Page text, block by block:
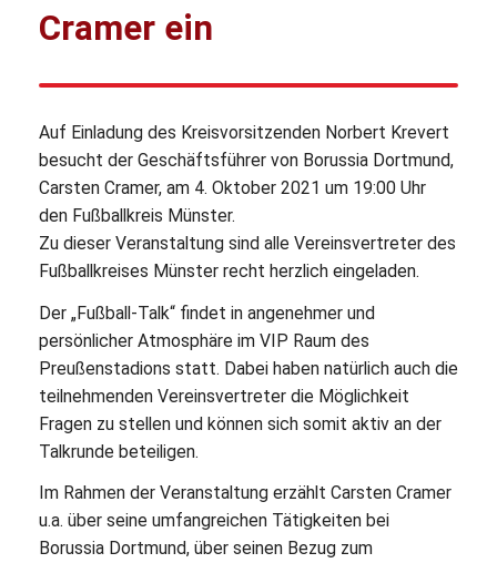
Cramer ein
Auf Einladung des Kreisvorsitzenden Norbert Krevert
besucht der Geschäftsführer von Borussia Dortmund,
Carsten Cramer, am 4. Oktober 2021 um 19:00 Uhr
den Fußballkreis Münster.
Zu dieser Veranstaltung sind alle Vereinsvertreter des
Fußballkreises Münster recht herzlich eingeladen.
Der „Fußball-Talk“ findet in angenehmer und
persönlicher Atmosphäre im VIP Raum des
Preußenstadions statt. Dabei haben natürlich auch die
teilnehmenden Vereinsvertreter die Möglichkeit
Fragen zu stellen und können sich somit aktiv an der
Talkrunde beteiligen.
Im Rahmen der Veranstaltung erzählt Carsten Cramer
u.a. über seine umfangreichen Tätigkeiten bei
Borussia Dortmund, über seinen Bezug zum